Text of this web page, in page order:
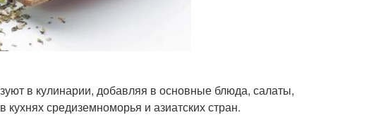
в кулинарии, добавляя в основные блюда, салаты,
кухнях средиземноморья и азиатских стран.